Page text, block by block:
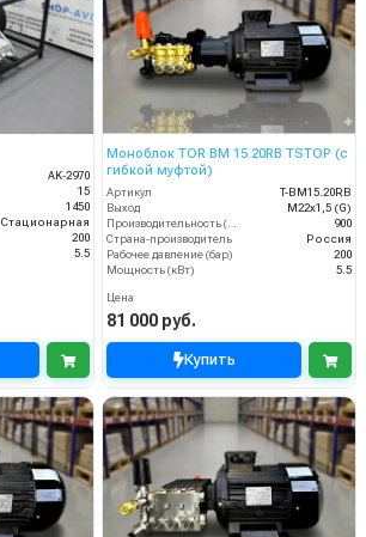
AK-2970
15
1450
Стационарная
200
5.5
Моноблок TOR BM 15.20RB TSTOP (с
гибкой муфтой)
Артикул
T-BM15.20RB
Выход
M22x1,5 (G)
Производительность (л/ч)
900
Страна-производитель
Россия
Рабочее давление (бар)
200
Мощность (кВт)
5.5
Цена
81 000 руб.
Купить